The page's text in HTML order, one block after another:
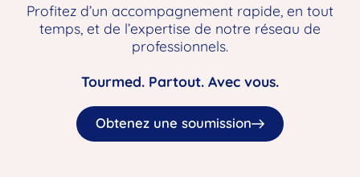
Profitez d’un accompagnement rapide, en tout
temps, et de l’expertise de notre réseau de
professionnels.
Tourmed. Partout. Avec vous.
Obtenez une soumission